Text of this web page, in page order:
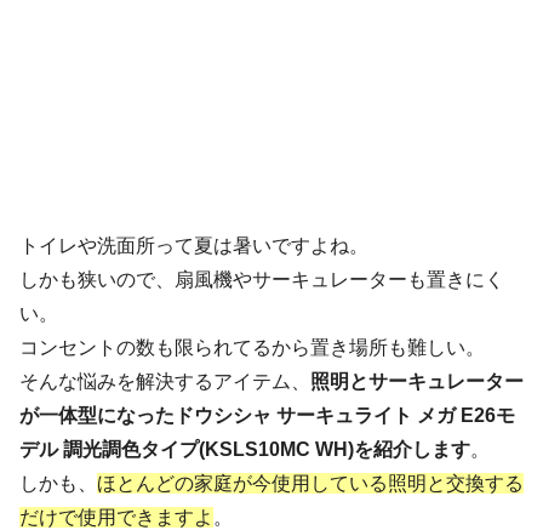
トイレや洗面所って夏は暑いですよね。
しかも狭いので、扇風機やサーキュレーターも置きにく
い。
コンセントの数も限られてるから置き場所も難しい。
そんな悩みを解決するアイテム、 照明とサーキュレーター
が一体型になったドウシシャ サーキュライト メガ E26モ
デル 調光調色タイプ(KSLS10MC WH)を紹介します。
しかも、 ほとんどの家庭が今使用している照明と交換する
だけで使用できますよ 。